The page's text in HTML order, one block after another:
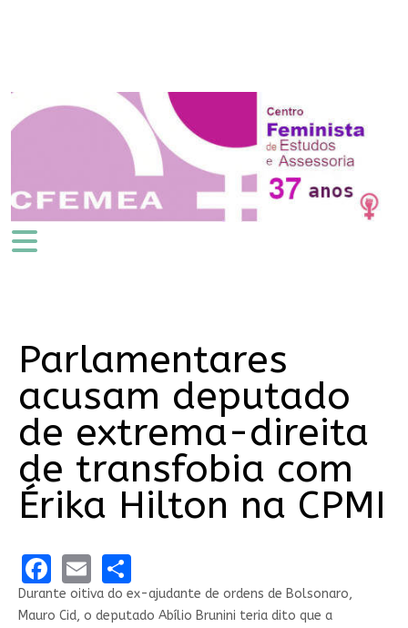
Parlamentares
acusam deputado
de extrema-direita
de transfobia com
Érika Hilton na CPMI
Facebook
EmailShare
Durante oitiva do ex-ajudante de ordens de Bolsonaro,
Mauro Cid, o deputado Abílio Brunini teria dito que a